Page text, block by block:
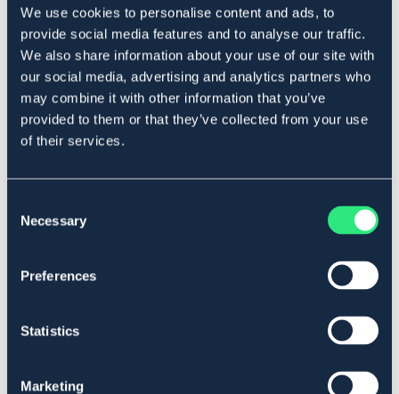
We use cookies to personalise content and ads, to
provide social media features and to analyse our traffic.
We also share information about your use of our site with
our social media, advertising and analytics partners who
may combine it with other information that you’ve
provided to them or that they’ve collected from your use
of their services.
Selection
Necessary
Preferences
Statistics
Marketing
appliceras på väggar och tak där den fuktabsorberande
effekten skapar utmärkta förutsättningar för en bra
stallmiljö.
Art.nr. 921127
Se lager i butik
Om varumärket